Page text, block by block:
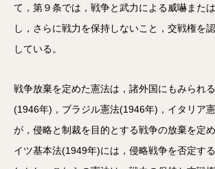
て，第９条では，戦争と武力による威嚇また
し，さらに戦力を保持しないこと，交戦権を
している。
戦争放棄を定めた憲法は，諸外国にもみられ
(1946年)，ブラジル憲法(1946年)，イタリア
が，侵略と制裁を目的とする戦争の放棄を定
イツ基本法(1949年)には，侵略戦争を否定す